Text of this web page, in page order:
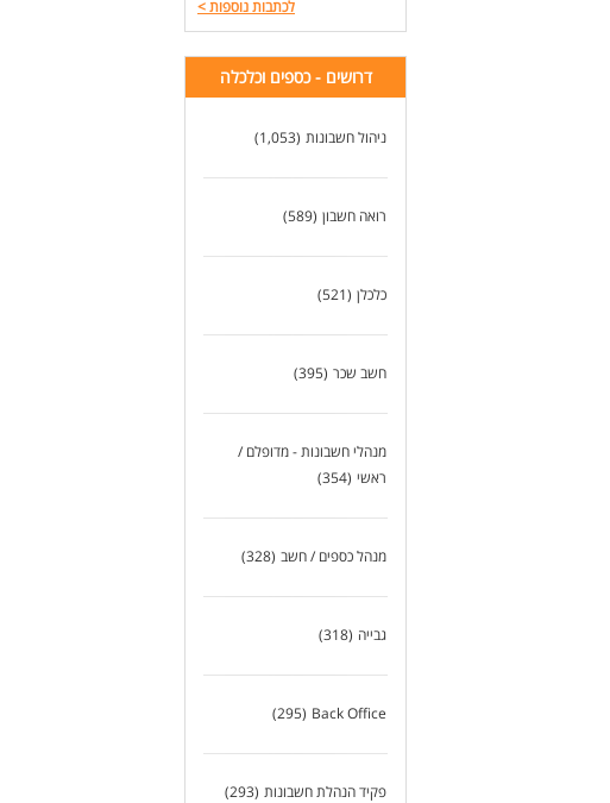
לכתבות נוספות>
דרושים - כספים וכלכלה
ניהול חשבונות (1,053)
רואה חשבון (589)
כלכלן (521)
חשב שכר (395)
מנהלי חשבונות - מדופלם /
ראשי (354)
מנהל כספים / חשב (328)
גבייה (318)
Back Office
(295)
פקיד הנהלת חשבונות (293)
לעוד